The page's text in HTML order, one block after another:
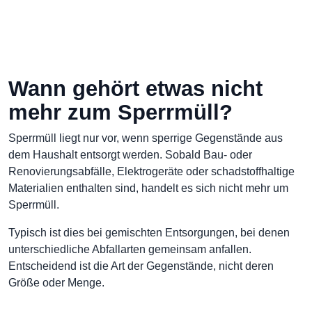
Wann gehört etwas nicht
mehr zum Sperrmüll?
Sperrmüll liegt nur vor, wenn sperrige Gegenstände aus
dem Haushalt entsorgt werden. Sobald Bau- oder
Renovierungsabfälle, Elektrogeräte oder schadstoffhaltige
Materialien enthalten sind, handelt es sich nicht mehr um
Sperrmüll.
Typisch ist dies bei gemischten Entsorgungen, bei denen
unterschiedliche Abfallarten gemeinsam anfallen.
Entscheidend ist die Art der Gegenstände, nicht deren
Größe oder Menge.